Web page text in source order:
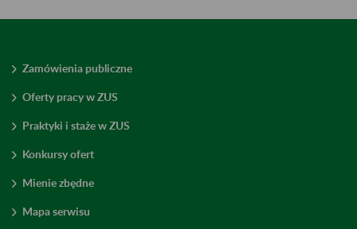
Zamówienia publiczne
Oferty pracy w ZUS
Praktyki i staże w ZUS
Konkursy ofert
Mienie zbędne
Mapa serwisu